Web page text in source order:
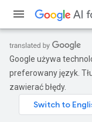
Google używa
preferowany język.
zawierać błędy.